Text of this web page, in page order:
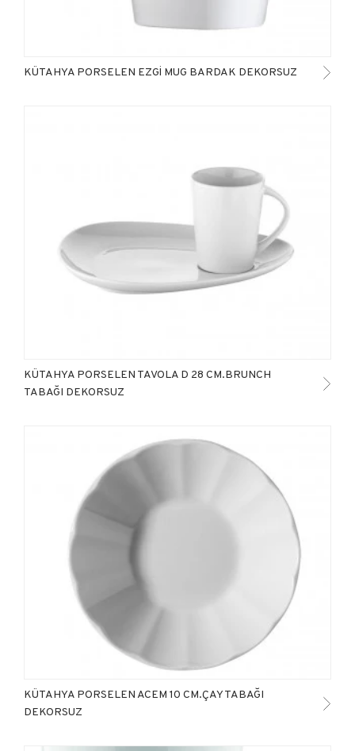
KÜTAHYA PORSELEN EZGİ MUG BARDAK DEKORSUZ
KÜTAHYA PORSELEN TAVOLA D 28 CM.BRUNCH
TABAĞI DEKORSUZ
KÜTAHYA PORSELEN ACEM 10 CM.ÇAY TABAĞI
DEKORSUZ